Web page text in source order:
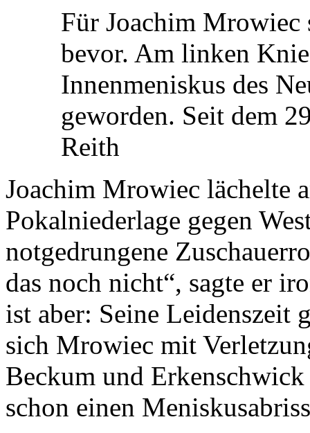
Für Joachim Mrowiec
bevor. Am linken
Innenmeniskus des
geworden. Seit dem
Reith
Joachim Mrowiec lächelte
Pokalniederlage gegen
notgedrungene
das noch nicht“, sagte er
ist aber: Seine Leidenszeit
sich Mrowiec mit
Beckum und
schon einen